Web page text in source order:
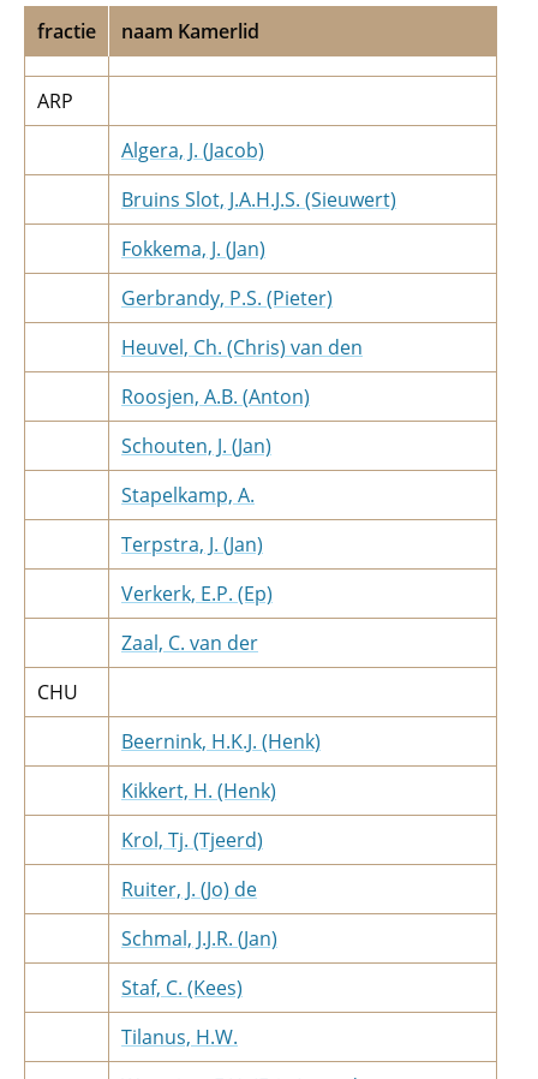
fractie naam Kamerlid
ARP
Algera, J. (Jacob)
Bruins Slot, J.A.H.J.S. (Sieuwert)
Fokkema, J. (Jan)
Gerbrandy, P.S. (Pieter)
Heuvel, Ch. (Chris) van den
Roosjen, A.B. (Anton)
Schouten, J. (Jan)
Stapelkamp, A.
Terpstra, J. (Jan)
Verkerk, E.P. (Ep)
Zaal, C. van der
CHU
Beernink, H.K.J. (Henk)
Kikkert, H. (Henk)
Krol, Tj. (Tjeerd)
Ruiter, J. (Jo) de
Schmal, J.J.R. (Jan)
Staf, C. (Kees)
Tilanus, H.W.